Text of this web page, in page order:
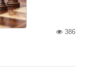
386